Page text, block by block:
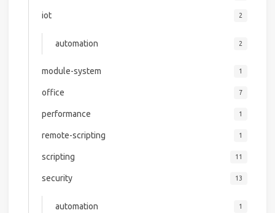
iot 2
automation 2
module-system 1
office 7
performance 1
remote-scripting 1
scripting 11
security 13
automation 1